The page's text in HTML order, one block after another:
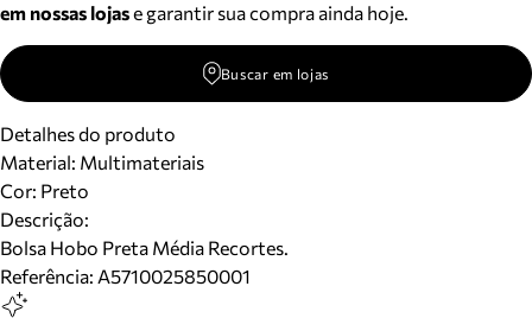
em nossas lojase garantir sua compra ainda hoje.
Buscar em lojas
Detalhes do produto
Material: Multimateriais
Cor: Preto
Descrição:
Bolsa Hobo Preta Média Recortes.
Referência: A5710025850001